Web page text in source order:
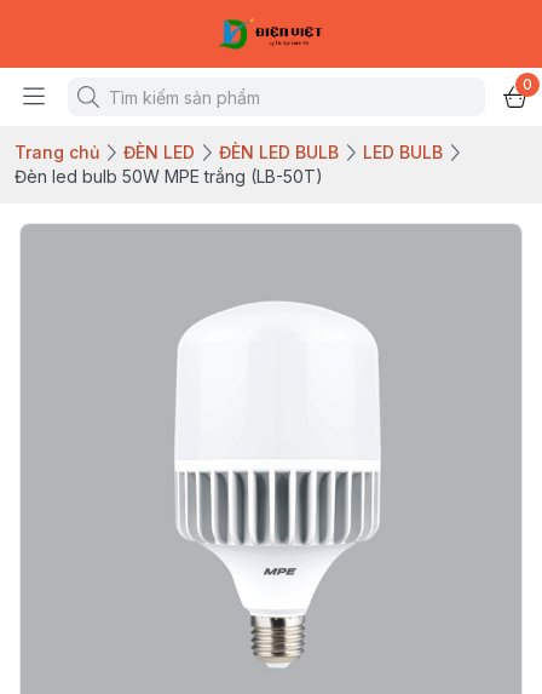
0
Trang chủ ĐÈN LED ĐÈN LED BULB
LED BULB
Đèn led bulb 50W MPE trắng (LB-50T)